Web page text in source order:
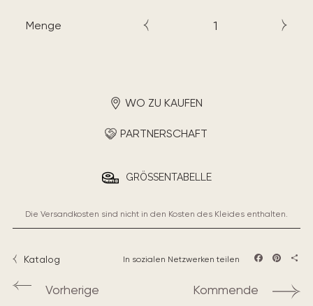
Menge
WO ZU KAUFEN
PARTNERSCHAFT
GRÖSSENTABELLE
Die Versandkosten sind nicht in den Kosten des Kleides enthalten.
Katalog In sozialen Netzwerken teilen
Vorherige Kommende